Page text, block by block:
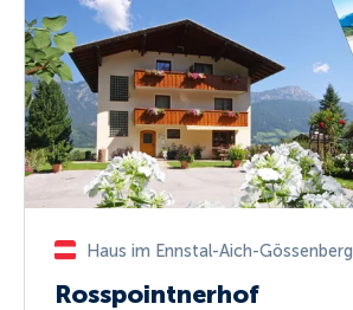
Haus im Ennstal-Aich-Gössenberg
Rosspointnerhof